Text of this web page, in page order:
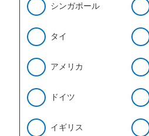
シンガポール
タイ
アメリカ
ドイツ
イギリス